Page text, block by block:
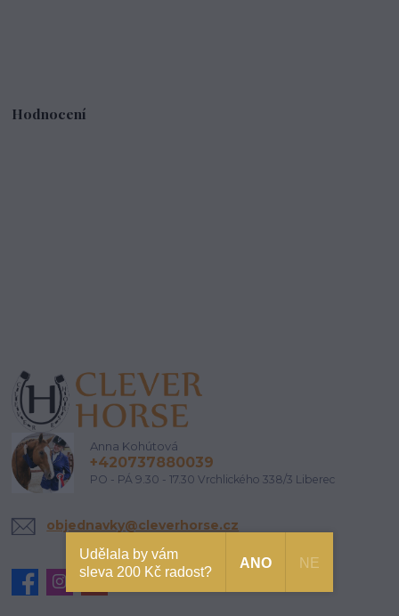
Hodnocení
Anna Kohútová
+420737880039
PO - PÁ 9.30 - 17.30 Vrchlického 338/3 Liberec
objednavky@cleverhorse.cz
Udělala by vám
sleva 200 Kč radost?
ANO NE